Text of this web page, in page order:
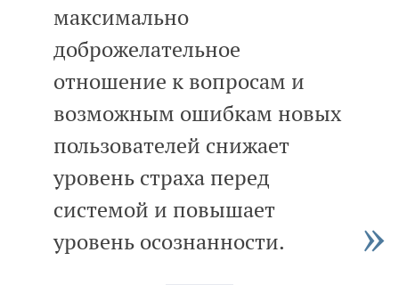
максимально
доброжелательное
отношение к вопросам и
возможным ошибкам новых
пользователей снижает
уровень страха перед
системой и повышает
уровень осознанности.